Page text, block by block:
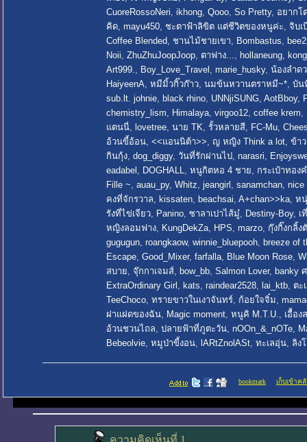
CuoreRossoNeri, ikhong, Qooo, So Pretty, อยากโ
คิด, mayu450, ชะตาฟ้าลิขิต แต่ชีวิตของหนูค่ะ, จิบเ
Coffee Blended, ชานไม้ชายเขา, Bombastus,
Noii, ZhuZhuJoopJoop, ตาฟาง..., hollaneung,
Art999., Boy_Love_Travel , marie_husky, น้องลำด
HaiyeenA, หมีมิ้วกิ๊วก๊าว, นมข้นหวานตราหมี~*, บัน
sub.lt. johnie, black rhino, UNNjiSUNG, AotBboy,
chemistry_lism, Himalaya, virgoo12, coffee krem,
แตนนี่, lovetree, นาย TK, รั้วหลายสี, FC-Mu,
อ้วนขี้อ้อน, <<แอนนิต้า>>, ญ หญิง Think a lot, ข้า
กินกุ้ง, dog_diggy, วันที่รักผ่านไป, narasri,
eadabel , DOGHALL, หนูกิตหอ 4 ชาย, กระเป๋าทอง
Fille ~, auau_py, Whitz, jeangirl , sanamchan, nice
คงที่จักรวาล, kissaten, beachsai, A+chan>>ka, ห
รังที่ไข่เจียว, Panino, ซาลาเปาไส้มู๋, Destiny-Boy, เ
หญิงลอมฟาง, KungDekZa, HPS, marzo, กุ๊งกิ๊งกลิ้ง
gugugun, roangkaow, winnie_bluepooh, breeze of
Escape, Good_Mixer, farfalla, Blue Moon Rose,
สบาย, จุ๊กกาเจมส์, bow_bb, Salmon Lover, banky
ExtraOrdinary Girl , kats, raindear2528, lai_ktb, ตะ
TeeChoco, ทรายขาวในเงาจันทร์, ก้อยใจจิ๋ม,
ฝาแฝดของฉัน, Magic moment, หนูคิ M.T.U., เอื้อง
อ้วนชวนไถล, ปลายฟ้าที่ภูตะวัน, nOOn_&_nOTe,
Bebeolvie, หมูป่าขี้งอน, lARtZnolASt, ทะเลอุ่น, ลิง
bookmark เก็บเข้าค
ความคิดเห็นที่ 1